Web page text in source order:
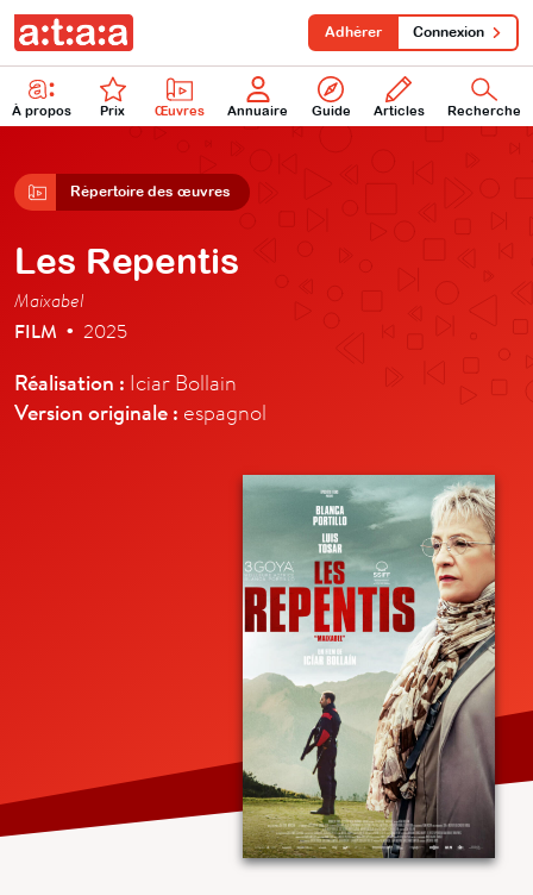
À propos Prix Œuvres Annuaire Guide Articles Recherche
Adhérer Connexion
Répertoire des œuvres
Les Repentis
Maixabel
FILM • 2025
Réalisation : Iciar Bollain
Version originale : espagnol